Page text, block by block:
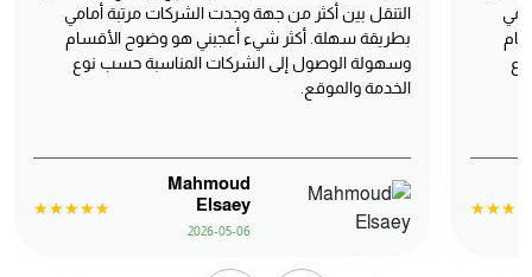
التنقل بين أكثر من جهة وجدت الشركات مرتبة أمامي
بطريقة سهلة. أكثر شيء أعجبني هو وضوح الأقسام
وسهولة الوصول إلى الشركات المناسبة حسب نوع
الخدمة والموقع.
Mahmoud
Elsaey
2026-05-06